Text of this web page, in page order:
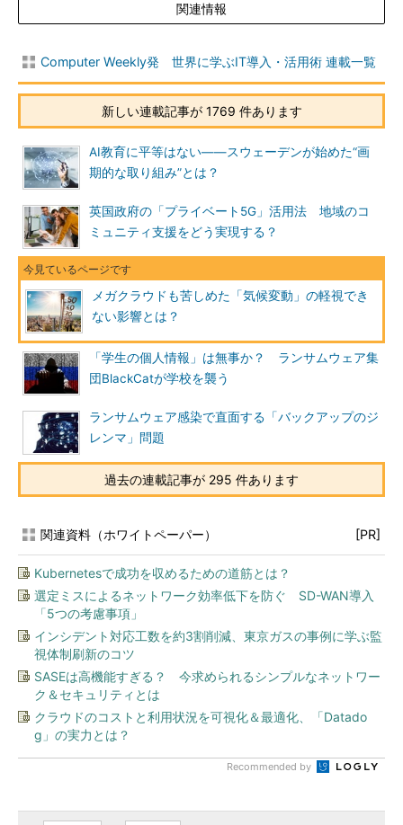
関連情報
Computer Weekly発 世界に学ぶIT導入・活用術 連載一覧
新しい連載記事が 1769 件あります
AI教育に平等はない――スウェーデンが始めた“画
期的な取り組み”とは？
英国政府の「プライベート5G」活用法 地域のコ
ミュニティ支援をどう実現する？
メガクラウドも苦しめた「気候変動」の軽視でき
ない影響とは？
「学生の個人情報」は無事か？ ランサムウェア集
団BlackCatが学校を襲う
ランサムウェア感染で直面する「バックアップのジ
レンマ」問題
過去の連載記事が 295 件あります
関連資料（ホワイトペーパー） [PR]
Kubernetesで成功を収めるための道筋とは？
選定ミスによるネットワーク効率低下を防ぐ SD-WAN導入
「5つの考慮事項」
インシデント対応工数を約3割削減、東京ガスの事例に学ぶ監
視体制刷新のコツ
SASEは高機能すぎる？ 今求められるシンプルなネットワー
ク＆セキュリティとは
クラウドのコストと利用状況を可視化＆最適化、「Datado
g」の実力とは？
Recommended by